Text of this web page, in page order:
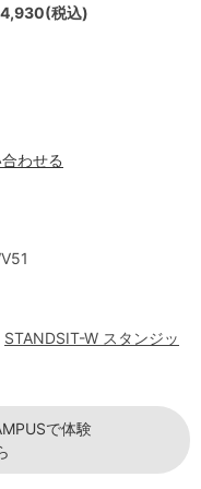
STANDSIT-W スタンジッ
税込)
わせる
で体験